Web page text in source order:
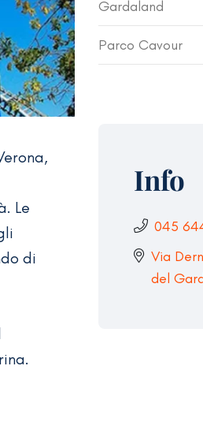
Le
di
Gardaland
Parco Cavour
Info
045
Via
del